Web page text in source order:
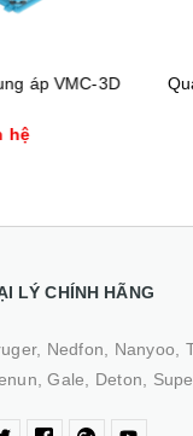
Quạt ly tâm trung
LÝ CHÍNH HÃNG
Nedfon, Nanyoo,
Gale, Deton,